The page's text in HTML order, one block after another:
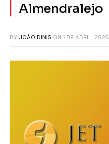
Almendralejo
BY JOÃO DINIS ON 1 DE ABRIL, 2026